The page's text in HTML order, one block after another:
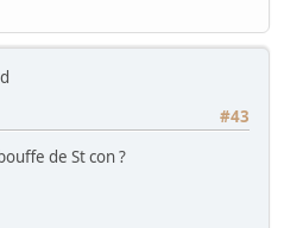
#43
de St con ?